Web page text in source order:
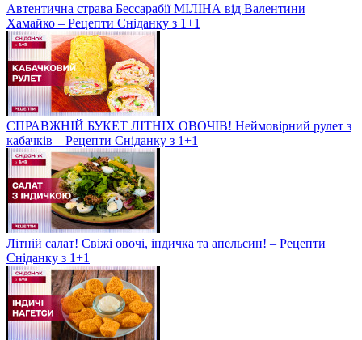
Автентична страва Бессарабії МІЛІНА від Валентини
Хамайко – Рецепти Сніданку з 1+1
СПРАВЖНІЙ БУКЕТ ЛІТНІХ ОВОЧІВ! Неймовірний рулет з
кабачків – Рецепти Сніданку з 1+1
Літній салат! Свіжі овочі, індичка та апельсин! – Рецепти
Сніданку з 1+1